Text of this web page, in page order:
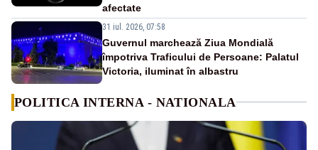
afectate
31 iul. 2026, 07:58
Guvernul marchează Ziua Mondială
împotriva Traficului de Persoane: Palatul
Victoria, iluminat în albastru
POLITICA INTERNA - NATIONALA